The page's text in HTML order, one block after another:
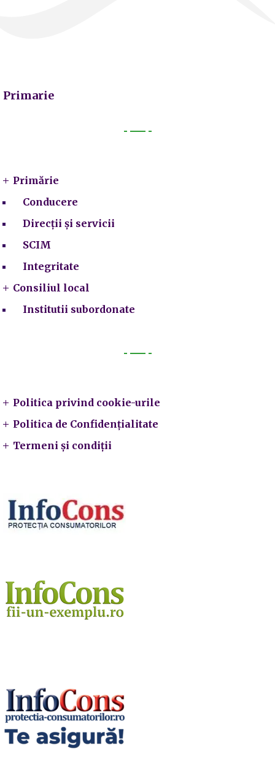
Primarie
Primărie
Conducere
Direcții și servicii
SCIM
Integritate
Consiliul local
Institutii subordonate
Politica privind cookie-urile
Politica de Confidențialitate
Termeni și condiții